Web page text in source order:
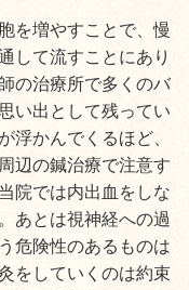
を増やすことで、慢
して流すことにあり
の治療所で多くのバ
い出として残ってい
浮かんでくるほど、
辺の鍼治療で注意す
院では内出血をしな
あとは視神経への過
危険性のあるものは
をしていくのは約束